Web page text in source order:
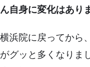
ん自身に変化はあり
横浜院に戻ってから
がグッと多くなりま